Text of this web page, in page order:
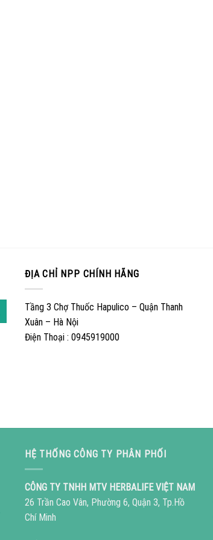
ĐỊA CHỈ NPP CHÍNH HÃNG
Tầng 3 Chợ Thuốc Hapulico – Quận Thanh
Xuân – Hà Nội
Điện Thoại : 0945919000
HỆ THỐNG CÔNG TY PHÂN PHỐI
CÔNG TY TNHH MTV HERBALIFE VIỆT NAM
26 Trần Cao Vân, Phường 6, Quận 3, Tp.Hồ
Chí Minh